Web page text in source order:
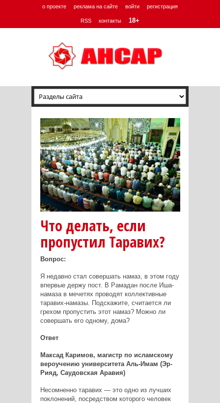
о проекте реклама на сайте войти регистрация
RSS контакты 18+
Что делать, если
пропустил Таравих?
Вопрос:
Я недавно стал совершать намаз, в этом году
впервые держу пост. В Рамадан после Иша-
намаза в мечетях проводят коллективные
таравих-намазы. Подскажите, считается ли
грехом пропустить этот намаз? Можно ли
совершать его одному, дома?
Ответ
Максад Каримов, магистр по исламскому
вероучению университета Аль-Имам (Эр-
Рияд, Саудовская Аравия)
Несомненно таравих — это одно из лучших
поклонений, посредством которого человек